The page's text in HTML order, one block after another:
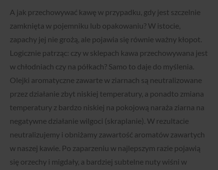
A jak przechowywać kawę w przypadku, gdy jest szczelnie
zamknięta w pojemniku lub opakowaniu? W istocie,
zapachy jej nie grożą, ale pojawia się równie ważny kłopot.
Logicznie patrząc: czy w sklepach kawa przechowywana jest
w chłodniach czy na półkach? Samo to daje do myślenia.
Olejki aromatyczne zawarte w ziarnach są neutralizowane
przez działanie zbyt niskiej temperatury, a ponadto zmiana
temperatury z bardzo niskiej na pokojową naraża ziarna na
negatywne działanie wilgoci (skraplanie). W rezultacie
neutralizujemy i obniżamy zawartość aromatów zawartych
w naszej kawie. Po zaparzeniu w najlepszym razie pojawią
się orzechy i migdały, a bardziej subtelne nuty wiśni w